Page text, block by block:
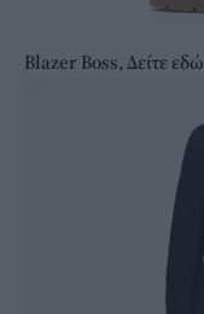
Blazer Boss, Δείτε εδώ